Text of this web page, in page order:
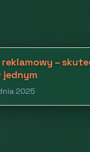
reklamowy –
jednym
2025